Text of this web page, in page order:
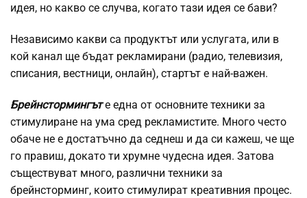
идея, но какво се случва, когато тази идея се бави?
Независимо какви са продуктът или услугата, или в
кой канал ще бъдат рекламирани (радио, телевизия,
списания, вестници, онлайн), стартът е най-важен.
Брейнстормингът е една от основните техники за
стимулиране на ума сред рекламистите. Много често
обаче не е достатъчно да седнеш и да си кажеш, че ще
го правиш, докато ти хрумне чудесна идея. Затова
съществуват много, различни техники за
брейнсторминг, които стимулират креативния процес.